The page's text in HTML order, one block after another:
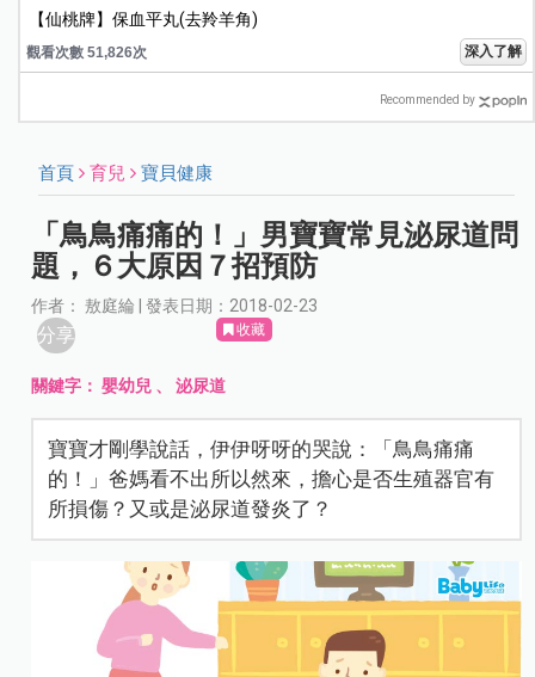
【仙桃牌】保血平丸(去羚羊角)
觀看次數 51,826次 深入了解
Recommended by
首頁 育兒 寶貝健康
「鳥鳥痛痛的！」男寶寶常見泌尿道問
題，６大原因７招預防
作者： 敖庭綸 | 發表日期：2018-02-23
分享 收藏
關鍵字：嬰幼兒 、泌尿道
寶寶才剛學說話，伊伊呀呀的哭說：「鳥鳥痛痛
的！」爸媽看不出所以然來，擔心是否生殖器官有
所損傷？又或是泌尿道發炎了？